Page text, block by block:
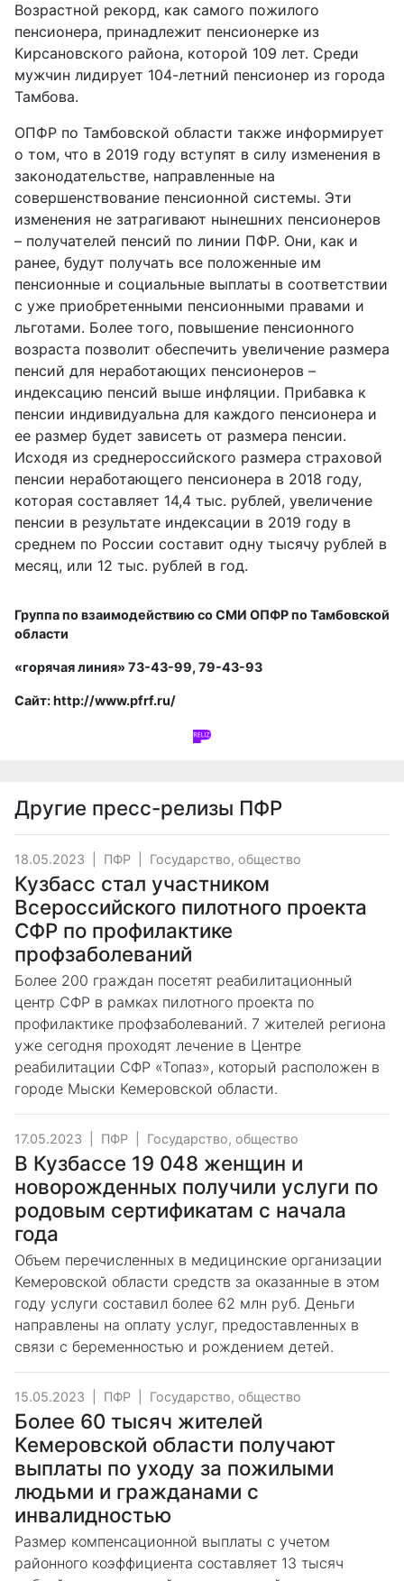
Возрастной рекорд, как самого пожилого
пенсионера, принадлежит пенсионерке из
Кирсановского района, которой 109 лет. Среди
мужчин лидирует 104-летний пенсионер из города
Тамбова.
ОПФР по Тамбовской области также информирует
о том, что в 2019 году вступят в силу изменения в
законодательстве, направленные на
совершенствование пенсионной системы. Эти
изменения не затрагивают нынешних пенсионеров
– получателей пенсий по линии ПФР. Они, как и
ранее, будут получать все положенные им
пенсионные и социальные выплаты в соответствии
с уже приобретенными пенсионными правами и
льготами. Более того, повышение пенсионного
возраста позволит обеспечить увеличение размера
пенсий для неработающих пенсионеров –
индексацию пенсий выше инфляции. Прибавка к
пенсии индивидуальна для каждого пенсионера и
ее размер будет зависеть от размера пенсии.
Исходя из среднероссийского размера страховой
пенсии неработающего пенсионера в 2018 году,
которая составляет 14,4 тыс. рублей, увеличение
пенсии в результате индексации в 2019 году в
среднем по России составит одну тысячу рублей в
месяц, или 12 тыс. рублей в год.
Группа по взаимодействию со СМИ ОПФР по Тамбовской
области
«горячая линия» 73-43-99, 79-43-93
Сайт:http://www.pfrf.ru/
Другие пресс-релизы ПФР
18.05.2023 ПФР Государство, общество
Кузбасс стал участником
Всероссийского пилотного проекта
СФР по профилактике
профзаболеваний
Более 200 граждан посетят реабилитационный
центр СФР в рамках пилотного проекта по
профилактике профзаболеваний. 7 жителей региона
уже сегодня проходят лечение в Центре
реабилитации СФР «Топаз», который расположен в
городе Мыски Кемеровской области.
17.05.2023 ПФР Государство, общество
В Кузбассе 19 048 женщин и
новорожденных получили услуги по
родовым сертификатам с начала
года
Объем перечисленных в медицинские организации
Кемеровской области средств за оказанные в этом
году услуги составил более 62 млн руб. Деньги
направлены на оплату услуг, предоставленных в
связи с беременностью и рождением детей.
15.05.2023 ПФР Государство, общество
Более 60 тысяч жителей
Кемеровской области получают
выплаты по уходу за пожилыми
людьми и гражданами с
инвалидностью
Размер компенсационной выплаты с учетом
районного коэффициента составляет 13 тысяч